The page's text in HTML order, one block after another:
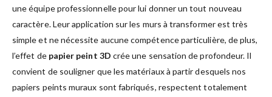
une équipe professionnelle pour lui donner un tout nouveau
caractère. Leur application sur les murs à transformer est très
simple et ne nécessite aucune compétence particulière, de plus,
l’effet de papier peint 3D crée une sensation de profondeur. Il
convient de souligner que les matériaux à partir desquels nos
papiers peints muraux sont fabriqués, respectent totalement